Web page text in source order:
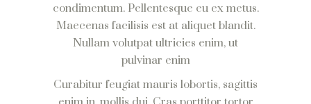
condimentum. Pellentesque eu ex metus.
Maecenas facilisis est at aliquet blandit.
Nullam volutpat ultricies enim, ut
pulvinar enim
Curabitur feugiat mauris lobortis, sagittis